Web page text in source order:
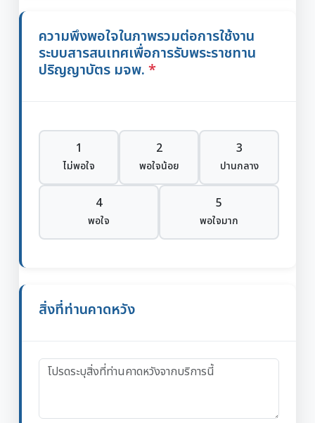
ความพึงพอใจในภาพรวมต่อการใช้งาน
ระบบสารสนเทศเพื่อการรับพระราชทาน
ปริญญาบัตร มจพ.
1
ไม่พอใจ
2
พอใจน้อย
3
ปานกลาง
4
พอใจ
5
พอใจมาก
สิ่งที่ท่านคาดหวัง